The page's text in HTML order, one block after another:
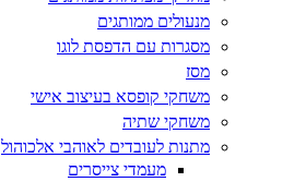
מנעולים ממותגים
מסגרות עם הדפסת לוגו
מסז
משחקי קופסא בעיצוב אישי
משחקי שתיה
מתנות לעובדים לאוהבי אלכוהול
מעמדי צייסרים